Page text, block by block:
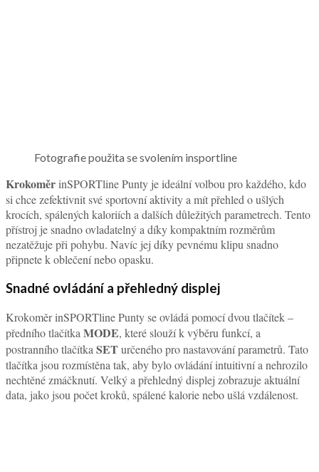
Fotografie použita se svolením insportline
KrokoměrinSPORTline Punty je ideální volbou pro každého, kdo
si chce zefektivnit své sportovní aktivity a mít přehled o ušlých
krocích, spálených kaloriích a dalších důležitých parametrech. Tento
přístroj je snadno ovladatelný a díky kompaktním rozměrům
nezatěžuje při pohybu. Navíc jej díky pevnému klipu snadno
připnete k oblečení nebo opasku.
Snadné ovládání a přehledný displej
Krokoměr inSPORTline Punty se ovládá pomocí dvou tlačítek –
předního tlačítkaMODE, které slouží k výběru funkcí, a
postranního tlačítkaSETurčeného pro nastavování parametrů. Tato
tlačítka jsou rozmístěna tak, aby bylo ovládání intuitivní a nehrozilo
nechtěné zmáčknutí. Velký a přehledný displej zobrazuje aktuální
data, jako jsou počet kroků, spálené kalorie nebo ušlá vzdálenost.